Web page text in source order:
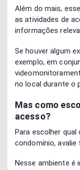
Além do mais,
as atividades de
informações
Se houver algum
exemplo, em
no local durante o
Mas como
acesso?
Para escolher qual
condomínio,
Nesse ambiente é